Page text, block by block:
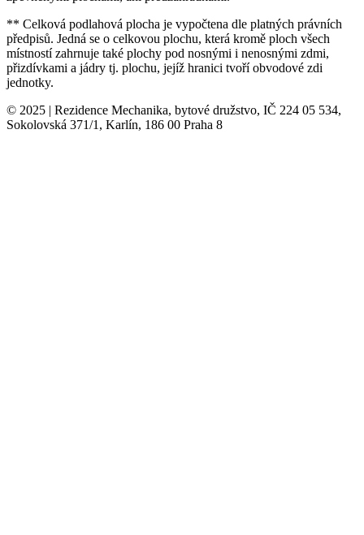
** Celková podlahová plocha je vypočtena dle platných právních
předpisů. Jedná se o celkovou plochu, která kromě ploch všech
místností zahrnuje také plochy pod nosnými i nenosnými zdmi,
přizdívkami a jádry tj. plochu, jejíž hranici tvoří obvodové zdi
jednotky.
© 2025 | Rezidence Mechanika, bytové družstvo, IČ 224 05 534,
Sokolovská 371/1, Karlín, 186 00 Praha 8